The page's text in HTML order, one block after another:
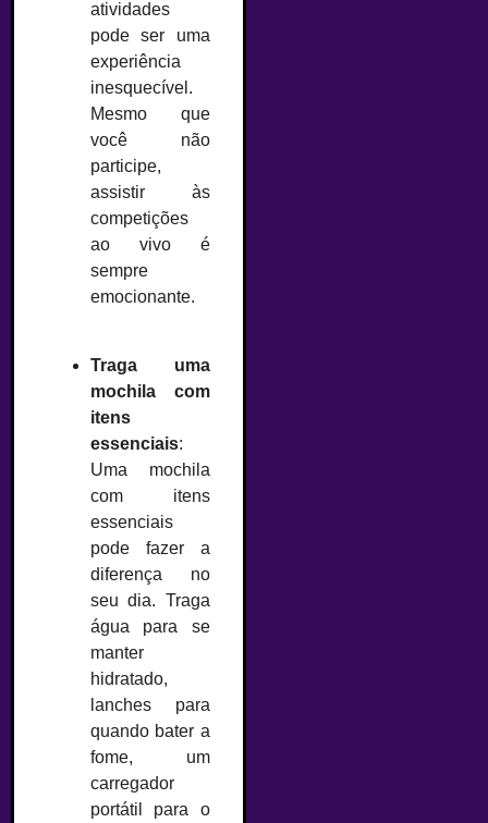
atividades
pode ser uma
experiência
inesquecível.
Mesmo que
você não
participe,
assistir às
competições
ao vivo é
sempre
emocionante.
Traga uma
mochila com
itens
essenciais:
Uma mochila
com itens
essenciais
pode fazer a
diferença no
seu dia. Traga
água para se
manter
hidratado,
lanches para
quando bater a
fome, um
carregador
portátil para o